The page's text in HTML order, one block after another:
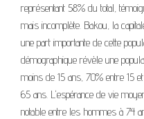
représentant 58% du total,
mais incomplète. Bakou, la
une part importante de cette
démographique révèle une
moins de 15 ans, 70% entre 15
65 ans. L'espérance de vie
notable entre les hommes à 74